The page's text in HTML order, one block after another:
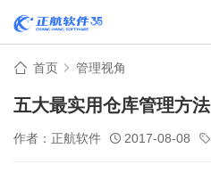
首页 管理视角
五大最实用仓库管理方法
作者：正航软件 2017-08-08